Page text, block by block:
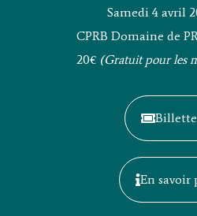
Samedi 4 avril
CPRB Domaine de
20€ (Gratuit pour les
En savoir